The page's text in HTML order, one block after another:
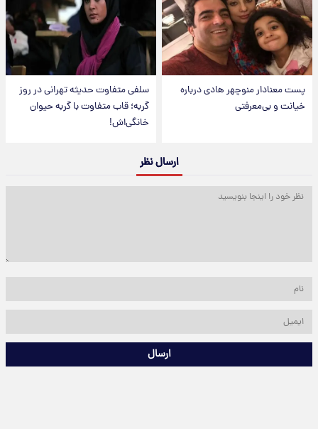
پست معنادار منوچهر هادی درباره
خیانت و بی‌معرفتی
سلفی متفاوت حدیثه تهرانی در روز
گربه؛ قاب متفاوت با گربه حیوان
خانگی‌اش!
ارسال نظر
ارسال